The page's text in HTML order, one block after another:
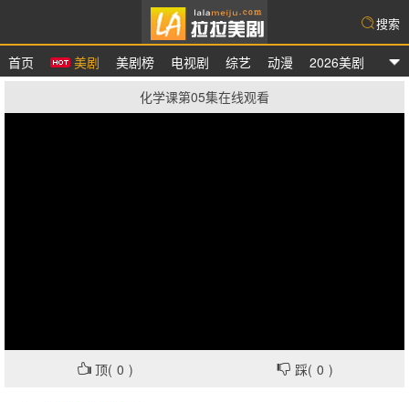
拉拉美剧
首页 美剧 美剧榜 电视剧 综艺 动漫 2026美剧
搜索
化学课第05集在线观看
顶( 0 ) 踩( 0 )